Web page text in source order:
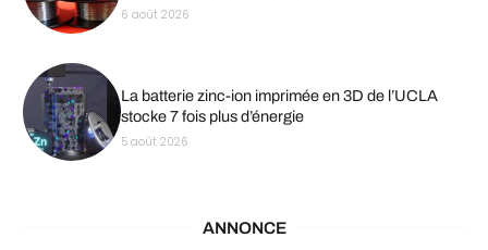
6 août 2026
La batterie zinc-ion imprimée en 3D de l’UCLA
stocke 7 fois plus d’énergie
5 août 2026
ANNONCE